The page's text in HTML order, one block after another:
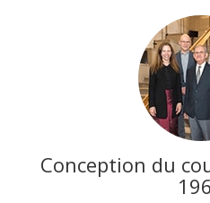
Conception du